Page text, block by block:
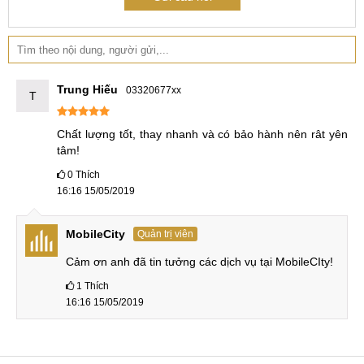
T Trung Hiếu 03320677xx
Chất lượng tốt, thay nhanh và có bảo hành nên rât yên
tâm!
0 Thích
16:16 15/05/2019
MobileCity Quản trị viên
Cảm ơn anh đã tin tưởng các dịch vụ tại MobileCIty!
1 Thích
16:16 15/05/2019